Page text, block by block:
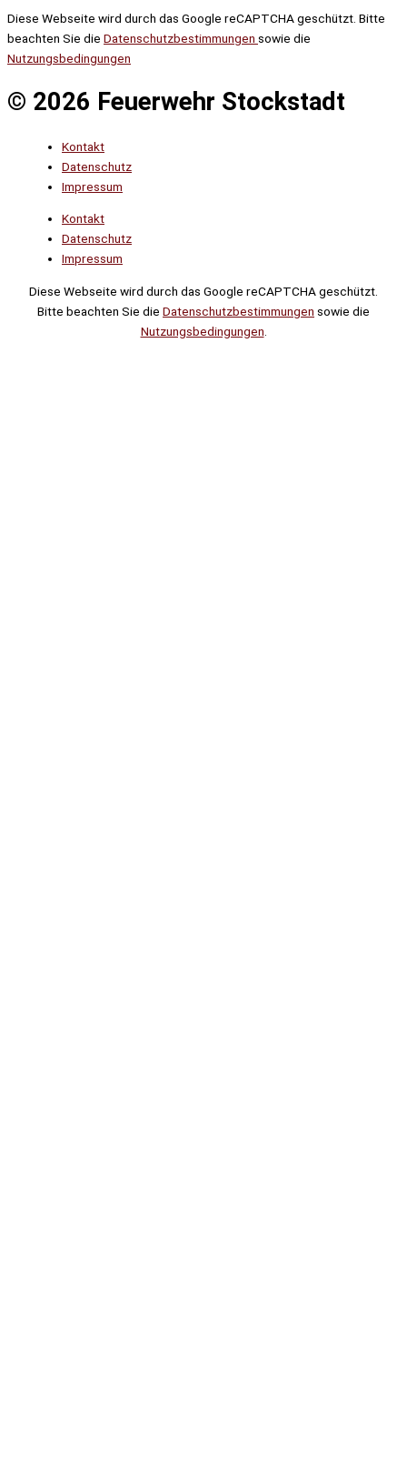
Diese Webseite wird durch das Google reCAPTCHA geschützt. Bitte
beachten Sie die Datenschutzbestimmungen sowie die
Nutzungsbedingungen
© 2026 Feuerwehr Stockstadt
Kontakt
Datenschutz
Impressum
Kontakt
Datenschutz
Impressum
Diese Webseite wird durch das Google reCAPTCHA geschützt.
Bitte beachten Sie die Datenschutzbestimmungen sowie die
Nutzungsbedingungen